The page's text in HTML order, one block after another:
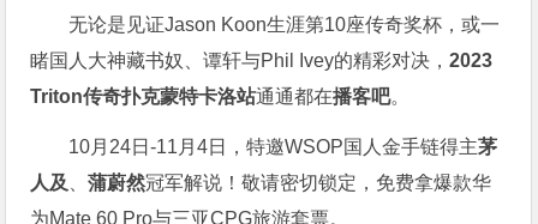
无论是见证Jason Koon生涯第10座传奇奖杯，或一
睹国人大神藏书奴、谭轩与Phil Ivey的精彩对决，2023
Triton传奇扑克蒙特卡洛站通通都在播客吧。
10月24日-11月4日，特邀WSOP国人金手链得主茅
人及
、蒲蔚然冠军解说！敬请密切锁定，免费拿爆款华
为Mate 60 Pro与三亚CPG旅游套票。